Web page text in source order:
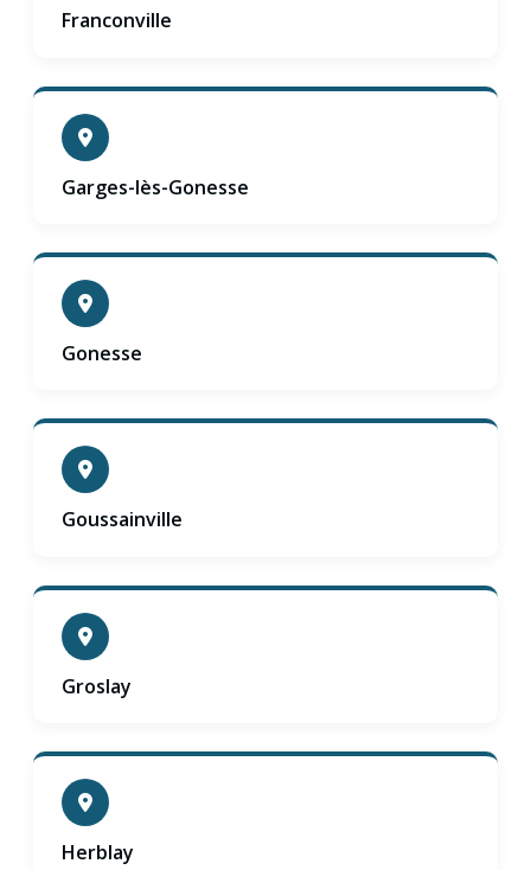
Franconville
Garges-lès-Gonesse
Gonesse
Goussainville
Groslay
Herblay